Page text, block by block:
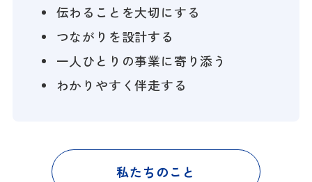
私たちのこと
伝わることを大切にする
つながりを設計する
一人ひとりの事業に寄り添う
わかりやすく伴走する